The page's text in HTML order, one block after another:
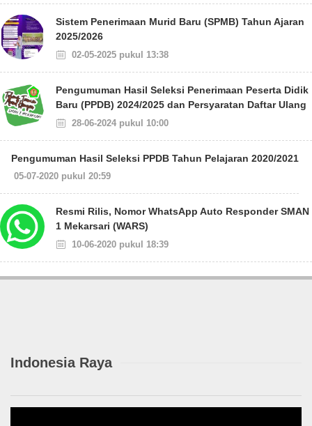
Sistem Penerimaan Murid Baru (SPMB) Tahun Ajaran
2025/2026
02-05-2025 pukul 13:38
Pengumuman Hasil Seleksi Penerimaan Peserta Didik
Baru (PPDB) 2024/2025 dan Persyaratan Daftar Ulang
28-06-2024 pukul 10:00
Pengumuman Hasil Seleksi PPDB Tahun Pelajaran 2020/2021
05-07-2020 pukul 20:59
Resmi Rilis, Nomor WhatsApp Auto Responder SMAN
1 Mekarsari (WARS)
10-06-2020 pukul 18:39
Indonesia Raya